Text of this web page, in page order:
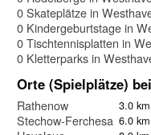
0 Skateplätze in
0 Kindergeburtstage in
0 Tischtennisplatten in
0 Kletterparks in
Orte (Spielplätze)
Rathenow 3.0 km
Stechow-Ferchesar 6.0 km